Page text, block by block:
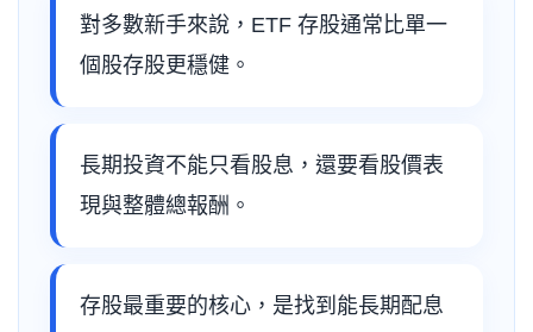
對多數新手來說，ETF 存股通常比單一
個股存股更穩健。
長期投資不能只看股息，還要看股價表
現與整體總報酬。
存股最重要的核心，是找到能長期配息